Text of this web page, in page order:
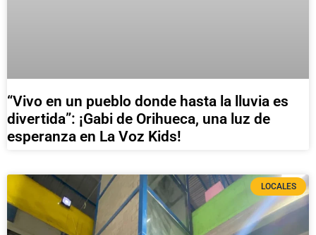
“Vivo en un pueblo donde hasta la lluvia es
divertida”: ¡Gabi de Orihueca, una luz de
esperanza en La Voz Kids!
LOCALES